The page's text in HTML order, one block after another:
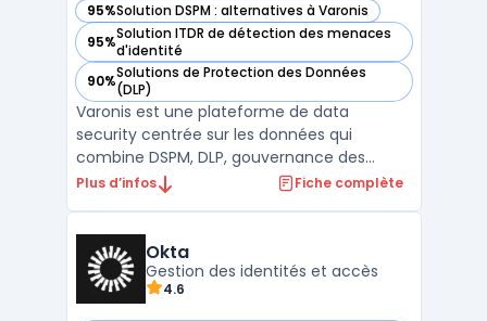
95%Solution DSPM : alternatives à Varonis
— voir Varonis dans cette catégorie
95%Solution ITDR de détection des menaces
d'identité
— voir Varonis dans cette catégorie
90%Solutions de Protection des Données
(DLP)
— voir Varonis dans cette catégorie
Varonis est une plateforme de data
security centrée sur les données qui
combine DSPM, DLP, gouvernance des
accès et analyse d’activité pour réduire
permissions, identifie les menaces internes,
et automatis ...
Plus d’infos Fiche complète
Okta
Gestion des identités et accès
4.6